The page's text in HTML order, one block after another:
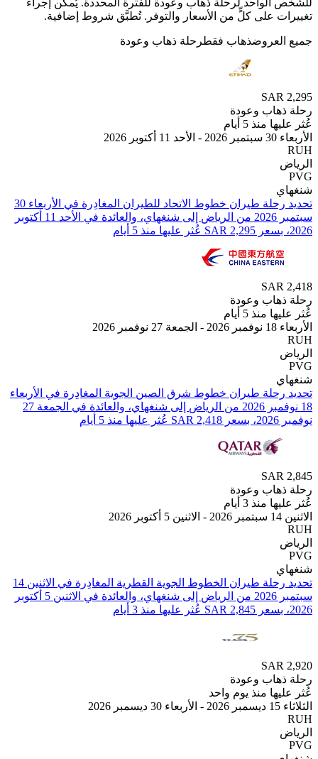
على كلٍّ من الأسعار والتوفر. تُطبَّق شروط إضافية.
ذهاب فقطرحلة ذهاب وعودة
وعودة
5 أيام
تحديد رحلة طيران ⁦خطوط الاتحاد للطيران⁩ المغادِرة في ⁦الأربعاء 30
سبتمبر 2026⁩ من ⁦الرياض⁩ إلى ⁦شنغهاي⁩، والعائدة في ⁦الأحد 11 أكتوبر
وعودة
5 أيام
تحديد رحلة طيران ⁦خطوط شرق الصين الجوية⁩ المغادِرة في ⁦الأربعاء
18 نوفمبر 2026⁩ من ⁦الرياض⁩ إلى ⁦شنغهاي⁩، والعائدة في ⁦الجمعة 27
وعودة
3 أيام
تحديد رحلة طيران ⁦الخطوط الجوية القطرية⁩ المغادِرة في ⁦الاثنين 14
سبتمبر 2026⁩ من ⁦الرياض⁩ إلى ⁦شنغهاي⁩، والعائدة في ⁦الاثنين 5 أكتوبر
وعودة
منذ يوم واحد